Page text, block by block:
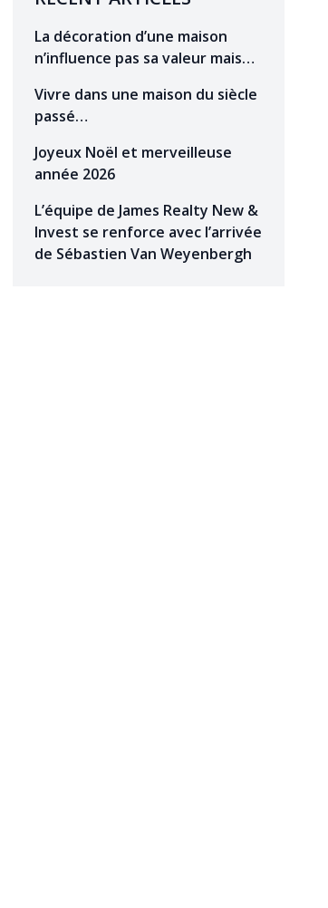
La décoration d’une maison
n’influence pas sa valeur mais…
Vivre dans une maison du siècle
passé…
Joyeux Noël et merveilleuse
année 2026
L’équipe de James Realty New &
Invest se renforce avec l’arrivée
de Sébastien Van Weyenbergh